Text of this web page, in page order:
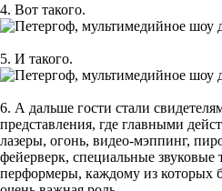
4. Вот такого.
5. И такого.
6. А дальше гости стали
представления, где главными
лазеры, огонь, видео-мэппинг,
фейерверк, специальные
перформеры, каждому из которых